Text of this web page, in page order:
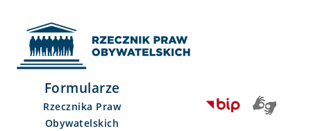
Rzecznik Praw Obywatelskich
Formularze
Rzecznika Praw
Obywatelskich